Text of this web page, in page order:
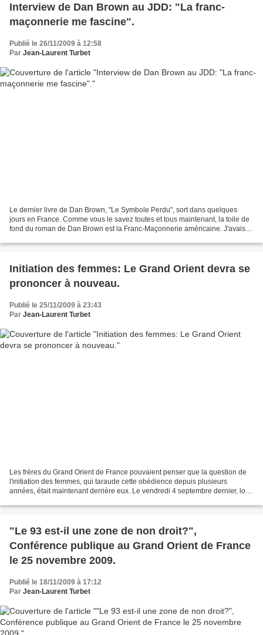
Interview de Dan Brown au JDD: "La franc-
maçonnerie me fascine".
Publié le 26/11/2009 à 12:58
Par Jean-Laurent Turbet
Le dernier livre de Dan Brown, "Le Symbole Perdu", sort dans quelques
jours en France. Comme vous le savez toutes et tous maintenant, la toile de
fond du roman de Dan Brown est la Franc-Maçonnerie américaine. J'avais
Initiation des femmes: Le Grand Orient devra se
prononcer à nouveau.
Publié le 25/11/2009 à 23:43
Par Jean-Laurent Turbet
Les frères du Grand Orient de France pouvaient penser que la question de
l'initiation des femmes, qui taraude cette obédience depuis plusieurs
années, était maintenant derrière eux. Le vendredi 4 septembre dernier, lors
"Le 93 est-il une zone de non droit?",
Conférence publique au Grand Orient de France
le 25 novembre 2009.
Publié le 18/11/2009 à 17:12
Par Jean-Laurent Turbet